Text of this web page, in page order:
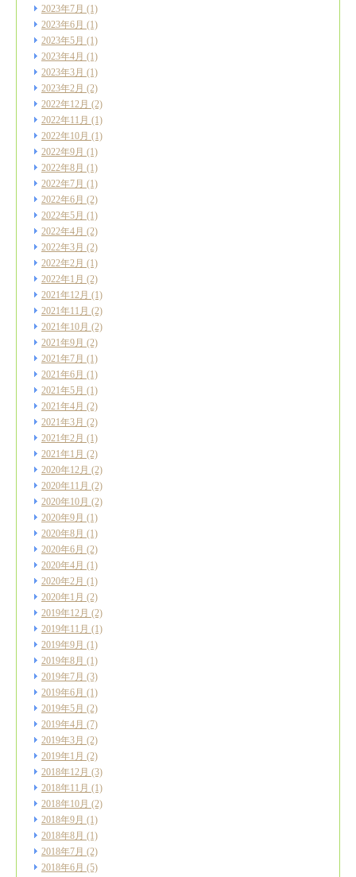
2023年7月 (1)
2023年6月 (1)
2023年5月 (1)
2023年4月 (1)
2023年3月 (1)
2023年2月 (2)
2022年12月 (2)
2022年11月 (1)
2022年10月 (1)
2022年9月 (1)
2022年8月 (1)
2022年7月 (1)
2022年6月 (2)
2022年5月 (1)
2022年4月 (2)
2022年3月 (2)
2022年2月 (1)
2022年1月 (2)
2021年12月 (1)
2021年11月 (2)
2021年10月 (2)
2021年9月 (2)
2021年7月 (1)
2021年6月 (1)
2021年5月 (1)
2021年4月 (2)
2021年3月 (2)
2021年2月 (1)
2021年1月 (2)
2020年12月 (2)
2020年11月 (2)
2020年10月 (2)
2020年9月 (1)
2020年8月 (1)
2020年6月 (2)
2020年4月 (1)
2020年2月 (1)
2020年1月 (2)
2019年12月 (2)
2019年11月 (1)
2019年9月 (1)
2019年8月 (1)
2019年7月 (3)
2019年6月 (1)
2019年5月 (2)
2019年4月 (7)
2019年3月 (2)
2019年1月 (2)
2018年12月 (3)
2018年11月 (1)
2018年10月 (2)
2018年9月 (1)
2018年8月 (1)
2018年7月 (2)
2018年6月 (5)